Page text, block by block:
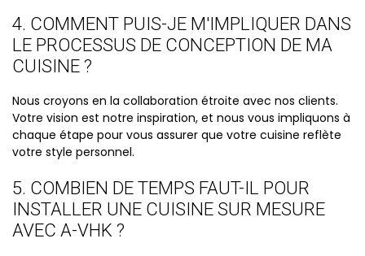
4. COMMENT PUIS-JE M'IMPLIQUER DANS
LE PROCESSUS DE CONCEPTION DE MA
CUISINE ?
Nous croyons en la collaboration étroite avec nos clients.
Votre vision est notre inspiration, et nous vous impliquons à
chaque étape pour vous assurer que votre cuisine reflète
votre style personnel.
5. COMBIEN DE TEMPS FAUT-IL POUR
INSTALLER UNE CUISINE SUR MESURE
AVEC A-VHK ?